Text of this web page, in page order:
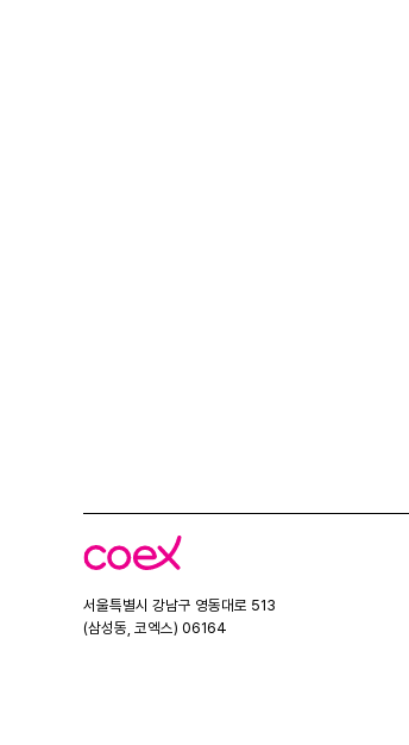
코
엑
서울특별시 강남구 영동대로 513
(삼성동, 코엑스) 06164